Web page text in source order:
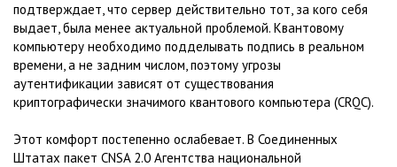
подтверждает, что сервер действительно тот, за кого себя
выдает, была менее актуальной проблемой. Квантовому
компьютеру необходимо подделывать подпись в реальном
времени, а не задним числом, поэтому угрозы
аутентификации зависят от существования
криптографически значимого квантового компьютера (CRQC).
Этот комфорт постепенно ослабевает. В Соединенных
Штатах пакет CNSA 2.0 Агентства национальной